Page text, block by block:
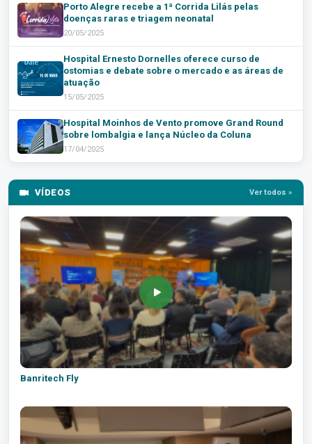
Porto Alegre recebe a 1ª Corrida Lilás pelas
doenças raras e triagem neonatal
20/05/2025
Hospital Ernesto Dornelles oferece curso de
ostomias e debate sobre o mercado e as áreas de
atuação
15/05/2025
Hospital Moinhos de Vento promove Grand Round
sobre lombalgia e lança Núcleo da Coluna
17/04/2025
VÍDEOS Ver todos »
Banritech Fly